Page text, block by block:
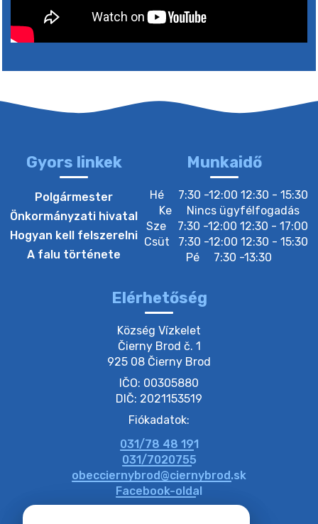
5. augusztus 2026 05:00
22. július 2026 16:26
20. július 2026 12:40
20. július 2026 11:53
20. július 2026 11:48
Gyors linkek
Polgármester
Önkormányzati hivatal
Hogyan kell felszerelni
A falu története
Munkaidő
Hé
7:30 -12:00 12:30 - 15:30
Ke
Nincs ügyfélfogadás
Sze
7:30 -12:00 12:30 - 17:00
Csüt
7:30 -12:00 12:30 - 15:30
Pé
7:30 -13:30
Elérhetőség
Község Vízkelet
Čierny Brod č. 1
925 08 Čierny Brod
IČO: 00305880
DIČ: 2021153519
Fiókadatok:
031/78 48 191
031/7020755
obecciernybrod@ciernybrod.sk
Facebook-oldal